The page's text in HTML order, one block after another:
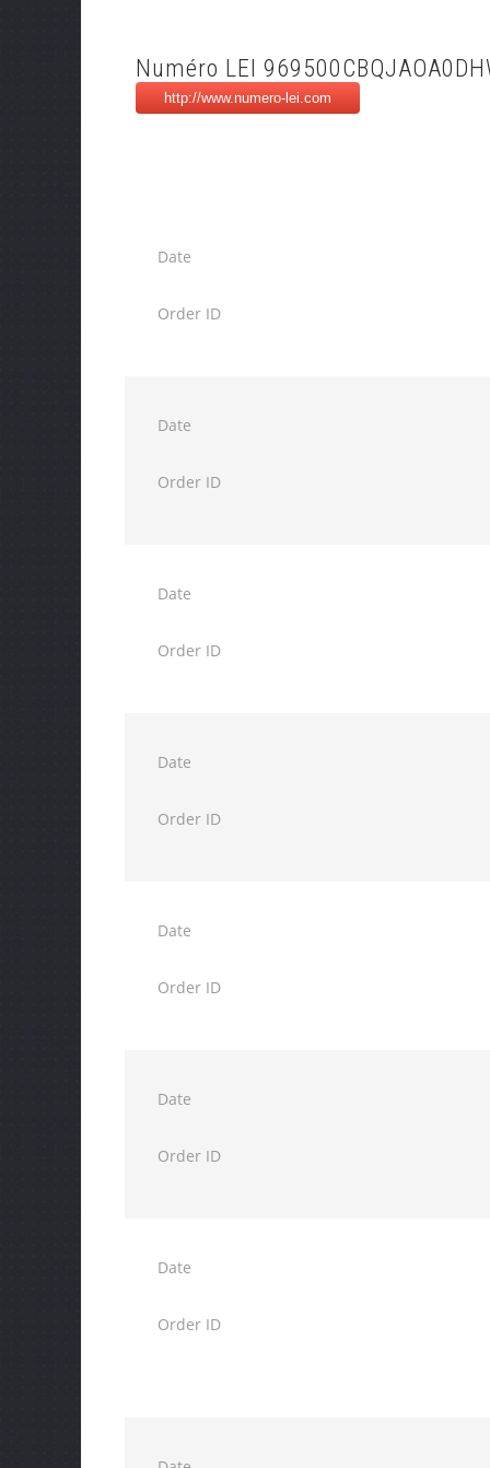
Numéro LEI